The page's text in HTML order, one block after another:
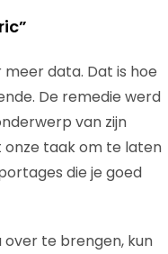
data. Dat is hoe
De remedie werd
van zijn
onze taak om te laten
die je goed
over te brengen, kun